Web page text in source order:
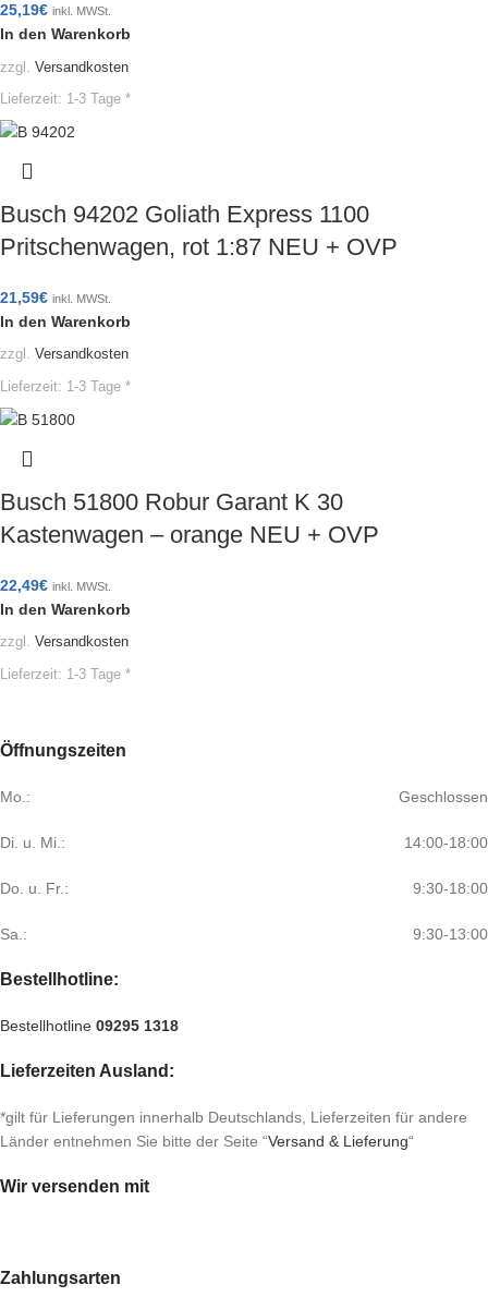
25,19€ inkl. MWSt.
In den Warenkorb
zzgl. Versandkosten
Lieferzeit: 1-3 Tage *
Busch 94202 Goliath Express 1100
Pritschenwagen, rot 1:87 NEU + OVP
21,59€ inkl. MWSt.
In den Warenkorb
zzgl. Versandkosten
Lieferzeit: 1-3 Tage *
Busch 51800 Robur Garant K 30
Kastenwagen – orange NEU + OVP
22,49€ inkl. MWSt.
In den Warenkorb
zzgl. Versandkosten
Lieferzeit: 1-3 Tage *
Öffnungszeiten
Mo.: Geschlossen
Di. u. Mi.: 14:00-18:00
Do. u. Fr.: 9:30-18:00
Sa.: 9:30-13:00
Bestellhotline:
Bestellhotline 09295 1318
Lieferzeiten Ausland:
*gilt für Lieferungen innerhalb Deutschlands, Lieferzeiten für andere
Länder entnehmen Sie bitte der Seite “Versand & Lieferung“
Wir versenden mit
Zahlungsarten